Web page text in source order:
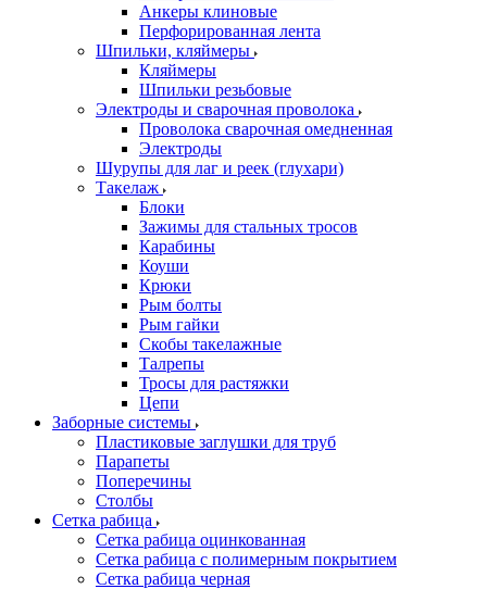
Анкеры клиновые
Перфорированная лента
Шпильки, кляймеры
Кляймеры
Шпильки резьбовые
Электроды и сварочная проволока
Проволока сварочная омедненная
Электроды
Шурупы для лаг и реек (глухари)
Такелаж
Блоки
Зажимы для стальных тросов
Карабины
Коуши
Крюки
Рым болты
Рым гайки
Скобы такелажные
Талрепы
Тросы для растяжки
Цепи
Заборные системы
Пластиковые заглушки для труб
Парапеты
Поперечины
Столбы
Сетка рабица
Сетка рабица оцинкованная
Сетка рабица с полимерным покрытием
Сетка рабица черная